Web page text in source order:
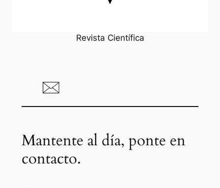
Revista Científica
Mantente al día, ponte en
contacto.